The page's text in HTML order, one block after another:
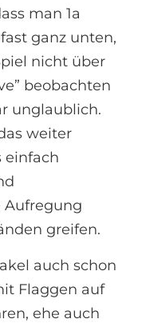
man 1a
ganz unten,
nicht über
beobachten
unglaublich.
weiter
einfach
Aufregung
greifen.
auch schon
Flaggen auf
ehe auch